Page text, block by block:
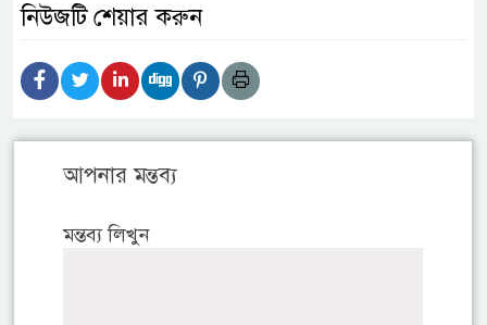
নিউজটি শেয়ার করুন
আপনার মন্তব্য
মন্তব্য লিখুন